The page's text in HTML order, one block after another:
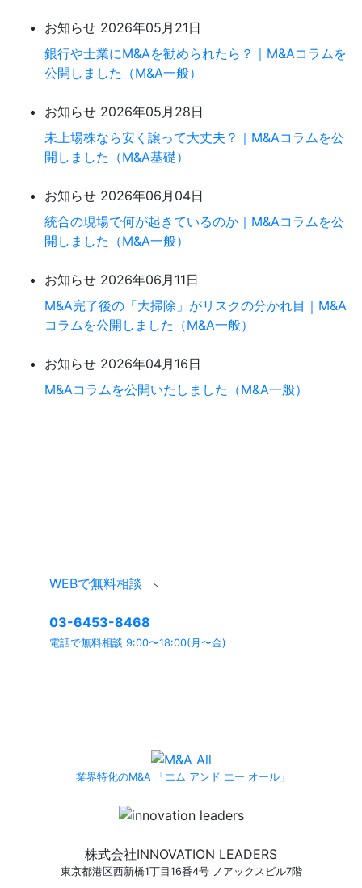
お知らせ 2026年05月21日
銀行や士業にM&Aを勧められたら？｜M&Aコラムを
公開しました（M&A一般）
お知らせ 2026年05月28日
未上場株なら安く譲って大丈夫？｜M&Aコラムを公
開しました（M&A基礎）
お知らせ 2026年06月04日
統合の現場で何が起きているのか｜M&Aコラムを公
開しました（M&A一般）
お知らせ 2026年06月11日
M&A完了後の「大掃除」がリスクの分かれ目｜M&A
コラムを公開しました（M&A一般）
お知らせ 2026年04月16日
M&Aコラムを公開いたしました（M&A一般）
WEBで無料相談
03-6453-8468
電話で無料相談 9:00〜18:00(月〜金)
業界特化のM&A 「エム アンド エー オール」
株式会社INNOVATION LEADERS
東京都港区西新橋1丁目16番4号 ノアックスビル7階